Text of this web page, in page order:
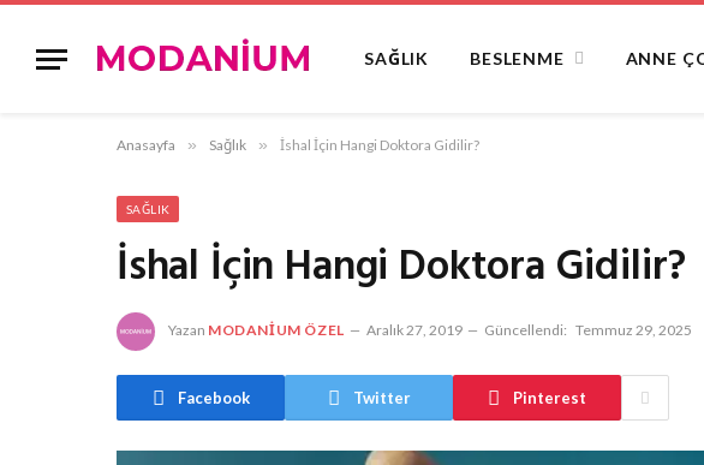
SAĞLIK BESLENME ANNE
Anasayfa » Sağlık » İshal İçin Hangi Doktora Gidilir?
SAĞLIK
İshal İçin Hangi Doktora Gidilir?
Yazan MODANIUM ÖZEL Aralık 27, 2019 Güncellendi: Temmuz 29, 2025
Facebook Twitter Pinterest